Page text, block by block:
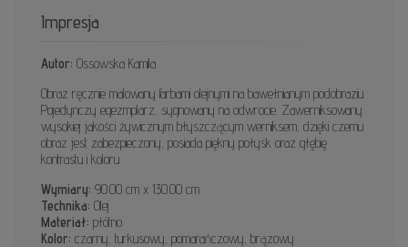
Impresja
Autor: Ossowska Kamila
Obraz ręcznie malowany farbami olejnymi na bawełnianym podobraziu.
Pojedynczy egezmplarz, sygnowany na odwrocie. Zawerniksowany
wysokiej jakości żywicznym błyszczącym werniksem, dzięki czemu
obraz jest zabezpieczony, posiada piękny połysk oraz głębię
kontrastu i koloru.
Wymiary: 90.00 cm x 130.00 cm
Technika: Olej
Materiał: płótno
Kolor: czarny, turkusowy, pomarańczowy, brązowy